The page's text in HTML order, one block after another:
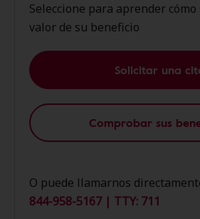
Seleccione para aprender
valor de su beneficio
Solicitar una
Comprobar sus
O puede llamarnos
844-958-5167 | TTY: 711